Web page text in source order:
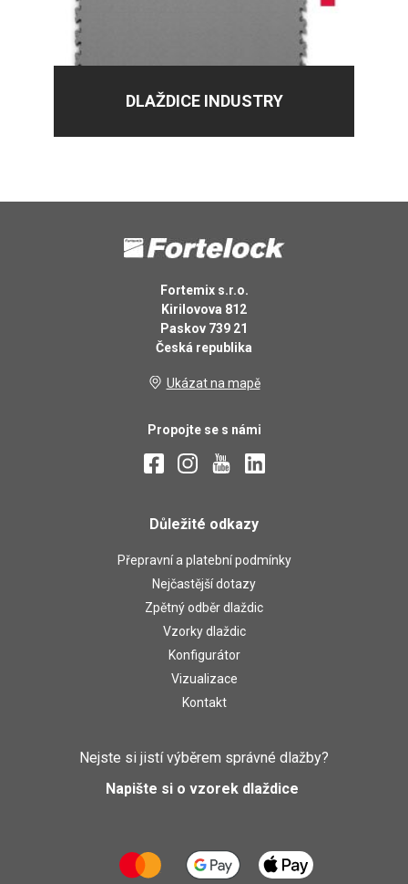
DLAŽDICE INDUSTRY
Fortemix s.r.o.
Kirilovova 812
Paskov 739 21
Česká republika
Ukázat na mapě
Propojte se s námi
Důležité odkazy
Přepravní a platební podmínky
Nejčastější dotazy
Zpětný odběr dlaždic
Vzorky dlaždic
Konfigurátor
Vizualizace
Kontakt
Nejste si jistí výběrem správné dlažby?
Napište si o vzorek dlaždice